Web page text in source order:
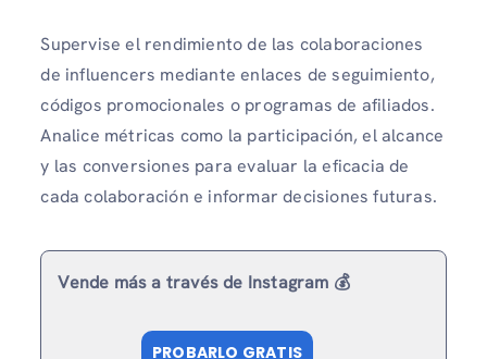
Supervise el rendimiento de las colaboraciones
de influencers mediante enlaces de seguimiento,
códigos promocionales o programas de afiliados.
Analice métricas como la participación, el alcance
y las conversiones para evaluar la eficacia de
cada colaboración e informar decisiones futuras.
Vende más a través de Instagram 💰
PROBARLO GRATIS